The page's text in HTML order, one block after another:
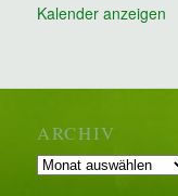
Kalender anzeigen
ARCHIV
Archiv